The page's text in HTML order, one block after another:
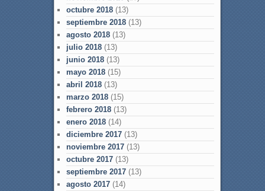
octubre 2018(13)
septiembre 2018(13)
agosto 2018(13)
julio 2018(13)
junio 2018(13)
mayo 2018(15)
abril 2018(13)
marzo 2018(15)
febrero 2018(13)
enero 2018(14)
diciembre 2017(13)
noviembre 2017(13)
octubre 2017(13)
septiembre 2017(13)
agosto 2017(14)